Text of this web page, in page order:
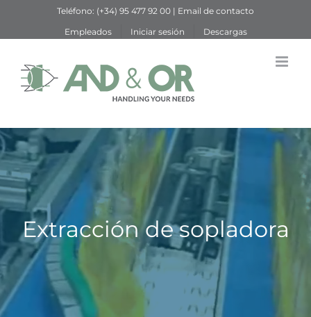
Teléfono: (+34) 95 477 92 00 | Email de contacto
Empleados
Iniciar sesión Descargas
Extracción de sopladora